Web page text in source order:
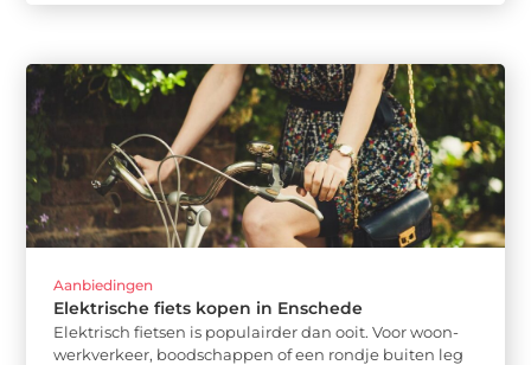
Aanbiedingen
Elektrische fiets kopen in Enschede
Elektrisch fietsen is populairder dan ooit. Voor woon-
werkverkeer, boodschappen of een rondje buiten leg